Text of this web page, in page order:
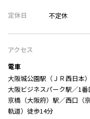
定休日 不定休
アクセス
電車
大阪城公園駅（ＪＲ西日本
大阪ビジネスパーク駅／1
京橋（大阪府）駅／西口（
軌道）徒歩14分